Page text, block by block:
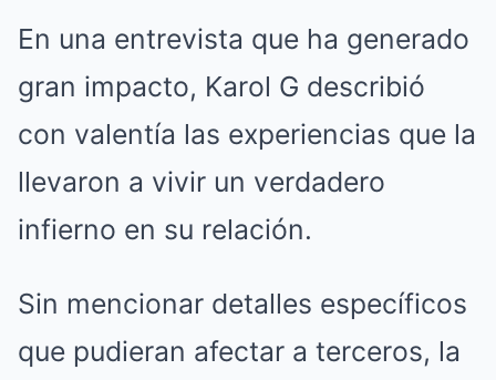
En una entrevista que ha generado
gran impacto, Karol G describió
con valentía las experiencias que la
llevaron a vivir un verdadero
infierno en su relación.
Sin mencionar detalles específicos
que pudieran afectar a terceros, la